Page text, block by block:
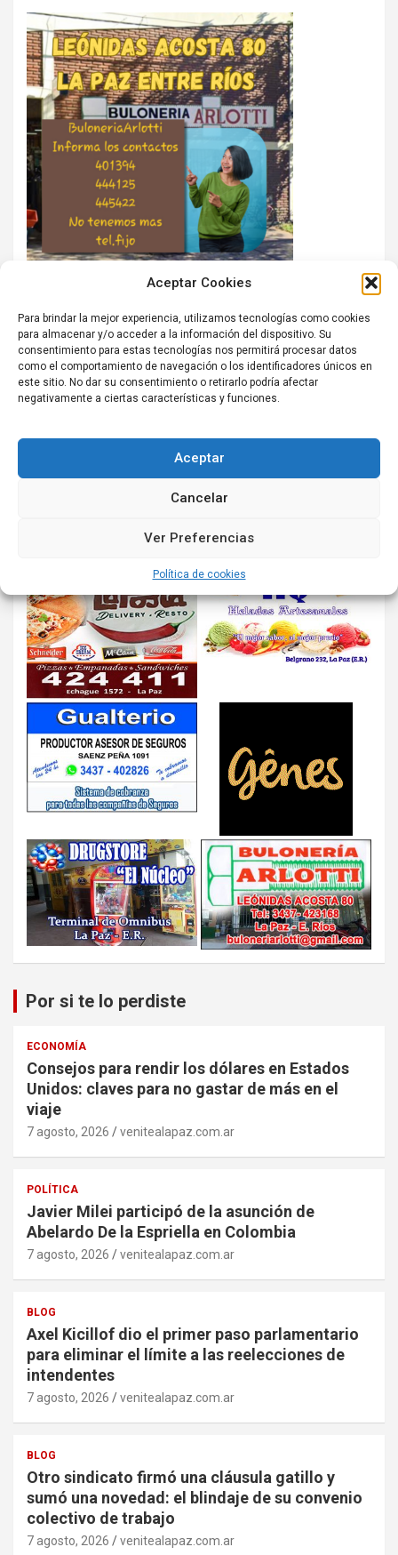
Aceptar Cookies
Para brindar la mejor experiencia, utilizamos tecnologías como cookies
para almacenar y/o acceder a la información del dispositivo. Su
consentimiento para estas tecnologías nos permitirá procesar datos
como el comportamiento de navegación o los identificadores únicos en
este sitio. No dar su consentimiento o retirarlo podría afectar
negativamente a ciertas características y funciones.
Aceptar
Cancelar
Ver Preferencias
Política de cookies
Por si te lo perdiste
ECONOMÍA
Consejos para rendir los dólares en Estados
Unidos: claves para no gastar de más en el
viaje
7 agosto, 2026 venitealapaz.com.ar
POLÍTICA
Javier Milei participó de la asunción de
Abelardo De la Espriella en Colombia
7 agosto, 2026 venitealapaz.com.ar
BLOG
Axel Kicillof dio el primer paso parlamentario
para eliminar el límite a las reelecciones de
intendentes
7 agosto, 2026 venitealapaz.com.ar
BLOG
Otro sindicato firmó una cláusula gatillo y
sumó una novedad: el blindaje de su convenio
colectivo de trabajo
7 agosto, 2026 venitealapaz.com.ar